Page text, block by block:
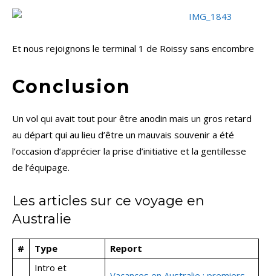
Et nous rejoignons le terminal 1 de Roissy sans encombre
Conclusion
Un vol qui avait tout pour être anodin mais un gros retard
au départ qui au lieu d’être un mauvais souvenir a été
l’occasion d’apprécier la prise d’initiative et la gentillesse
de l’équipage.
Les articles sur ce voyage en
Australie
# Type
Report
Intro et